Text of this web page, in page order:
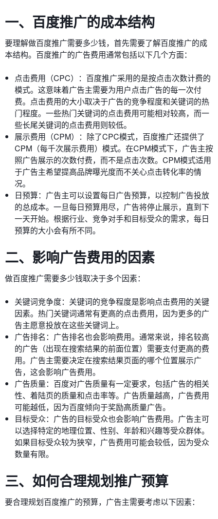
一、百度推广的成本结构
要理解做百度推广需要多少钱，首先需要了解百度推广的成
本结构。百度推广的广告费用通常包括以下几个方面：
点击费用（CPC）：百度推广采用的是按点击次数计费的
模式。这意味着广告主需要为用户点击广告的每一次付
费。点击费用的大小取决于广告的竞争程度和关键词的热
门程度。一些热门关键词的点击费用可能相对较高，而一
些长尾关键词的点击费用则较低。
展示费用（CPM）：除了CPC模式，百度推广还提供了
CPM（每千次展示费用）模式。在CPM模式下，广告主按
照广告展示的次数付费，而不是点击次数。CPM模式适用
于广告主希望提高品牌曝光度而不关心点击转化率的情
况。
日预算：广告主可以设置每日广告预算，以控制广告投放
的总成本。一旦每日预算用尽，广告将停止展示，直到下
一天开始。根据行业、竞争对手和目标受众的需求，每日
预算的大小会有所不同。
二、影响广告费用的因素
做百度推广需要多少钱取决于多个因素：
关键词竞争度：关键词的竞争程度是影响点击费用的关键
因素。热门关键词通常有更高的点击费用，因为更多的广
告主愿意投放在这些关键词上。
广告排名：广告排名也会影响费用。通常来说，排名较高
的广告（出现在搜索结果的前面位置）需要支付更高的费
用。广告主需要决定在搜索结果页面的哪个位置展示广
告，这会影响广告费用。
广告质量：百度对广告质量有一定要求，包括广告的相关
性、着陆页的质量和点击率等。广告质量越高，广告费用
可能越低，因为百度倾向于奖励高质量广告。
目标受众：广告的目标受众也会影响广告费用。广告主可
以选择特定的地理位置、性别、年龄和兴趣等受众群体。
如果目标受众较为狭窄，广告费用可能会较低，因为受众
数量有限。
三、如何合理规划推广预算
要合理规划百度推广的预算，广告主需要考虑以下因素：